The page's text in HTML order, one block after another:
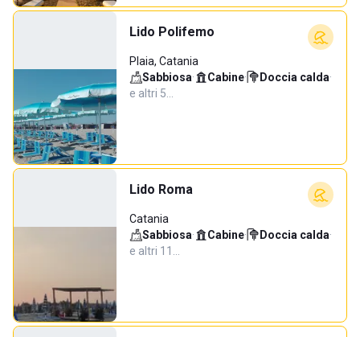
Lido Polifemo
Plaia, Catania
Sabbiosa· Cabine· Doccia calda·
e altri 5…
Lido Roma
Catania
Sabbiosa· Cabine· Doccia calda·
e altri 11…